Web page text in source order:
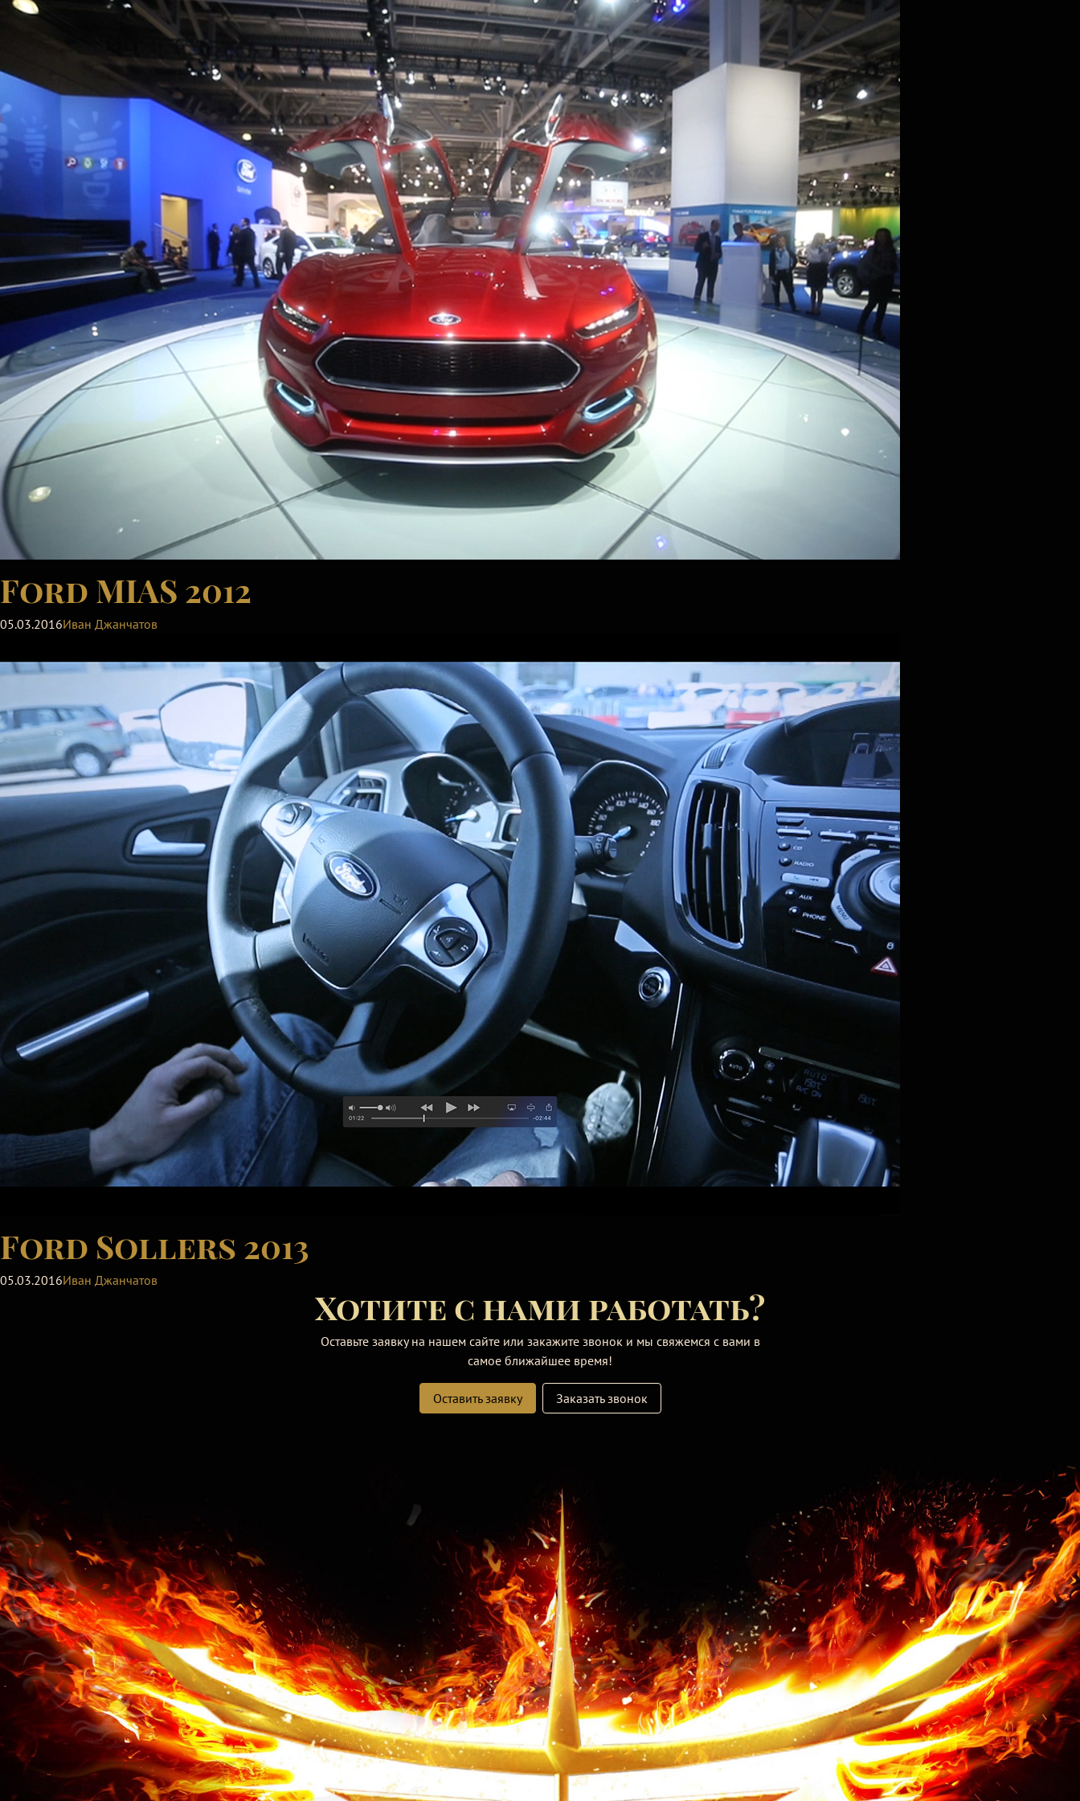
Ford MIAS 2012
05.03.2016Иван Джанчатов
Ford Sollers 2013
05.03.2016Иван Джанчатов
Хотите с нами работать?
Оставьте заявку на нашем сайте или закажите звонок и мы свяжемся с вами в
самое ближайшее время!
Оставить заявку Заказать звонок